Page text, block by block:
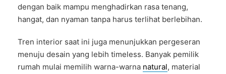
dengan baik mampu menghadirkan rasa tenang,
hangat, dan nyaman tanpa harus terlihat berlebihan.
Tren interior saat ini juga menunjukkan pergeseran
menuju desain yang lebih timeless. Banyak pemilik
rumah mulai memilih warna-warna natural, material